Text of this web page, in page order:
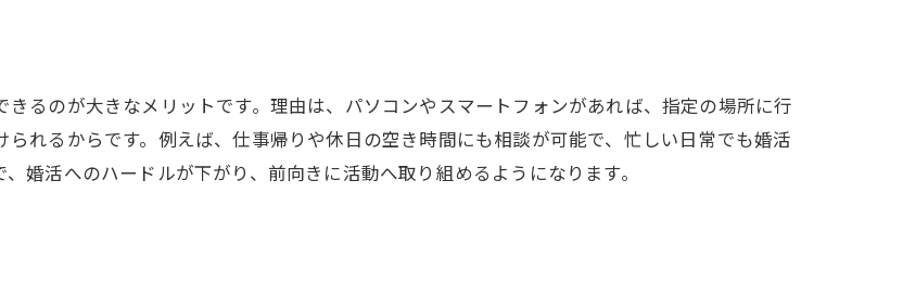
万端で結婚相談所オンラインを活用
グアプリと結婚相談所オンラインの違いを比較
相談所オンラインとアプリの特徴を徹底比較
るのが大きなメリットです。理由は、パソコンやスマートフォンがあれば、指定の場所に行
れるからです。例えば、仕事帰りや休日の空き時間にも相談が可能で、忙しい日常でも婚活
婚活へのハードルが下がり、前向きに活動へ取り組めるようになります。